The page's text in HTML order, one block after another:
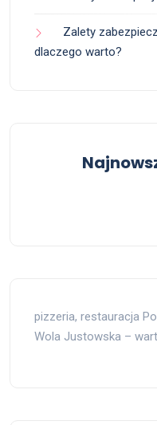
Zalety
dlaczego warto?
pizzeria, restauracja
Wola Justowska –